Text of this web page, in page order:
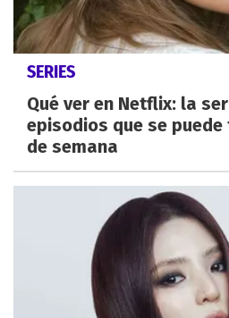
SERIES
Qué ver en Netflix: la
episodios que se
de semana